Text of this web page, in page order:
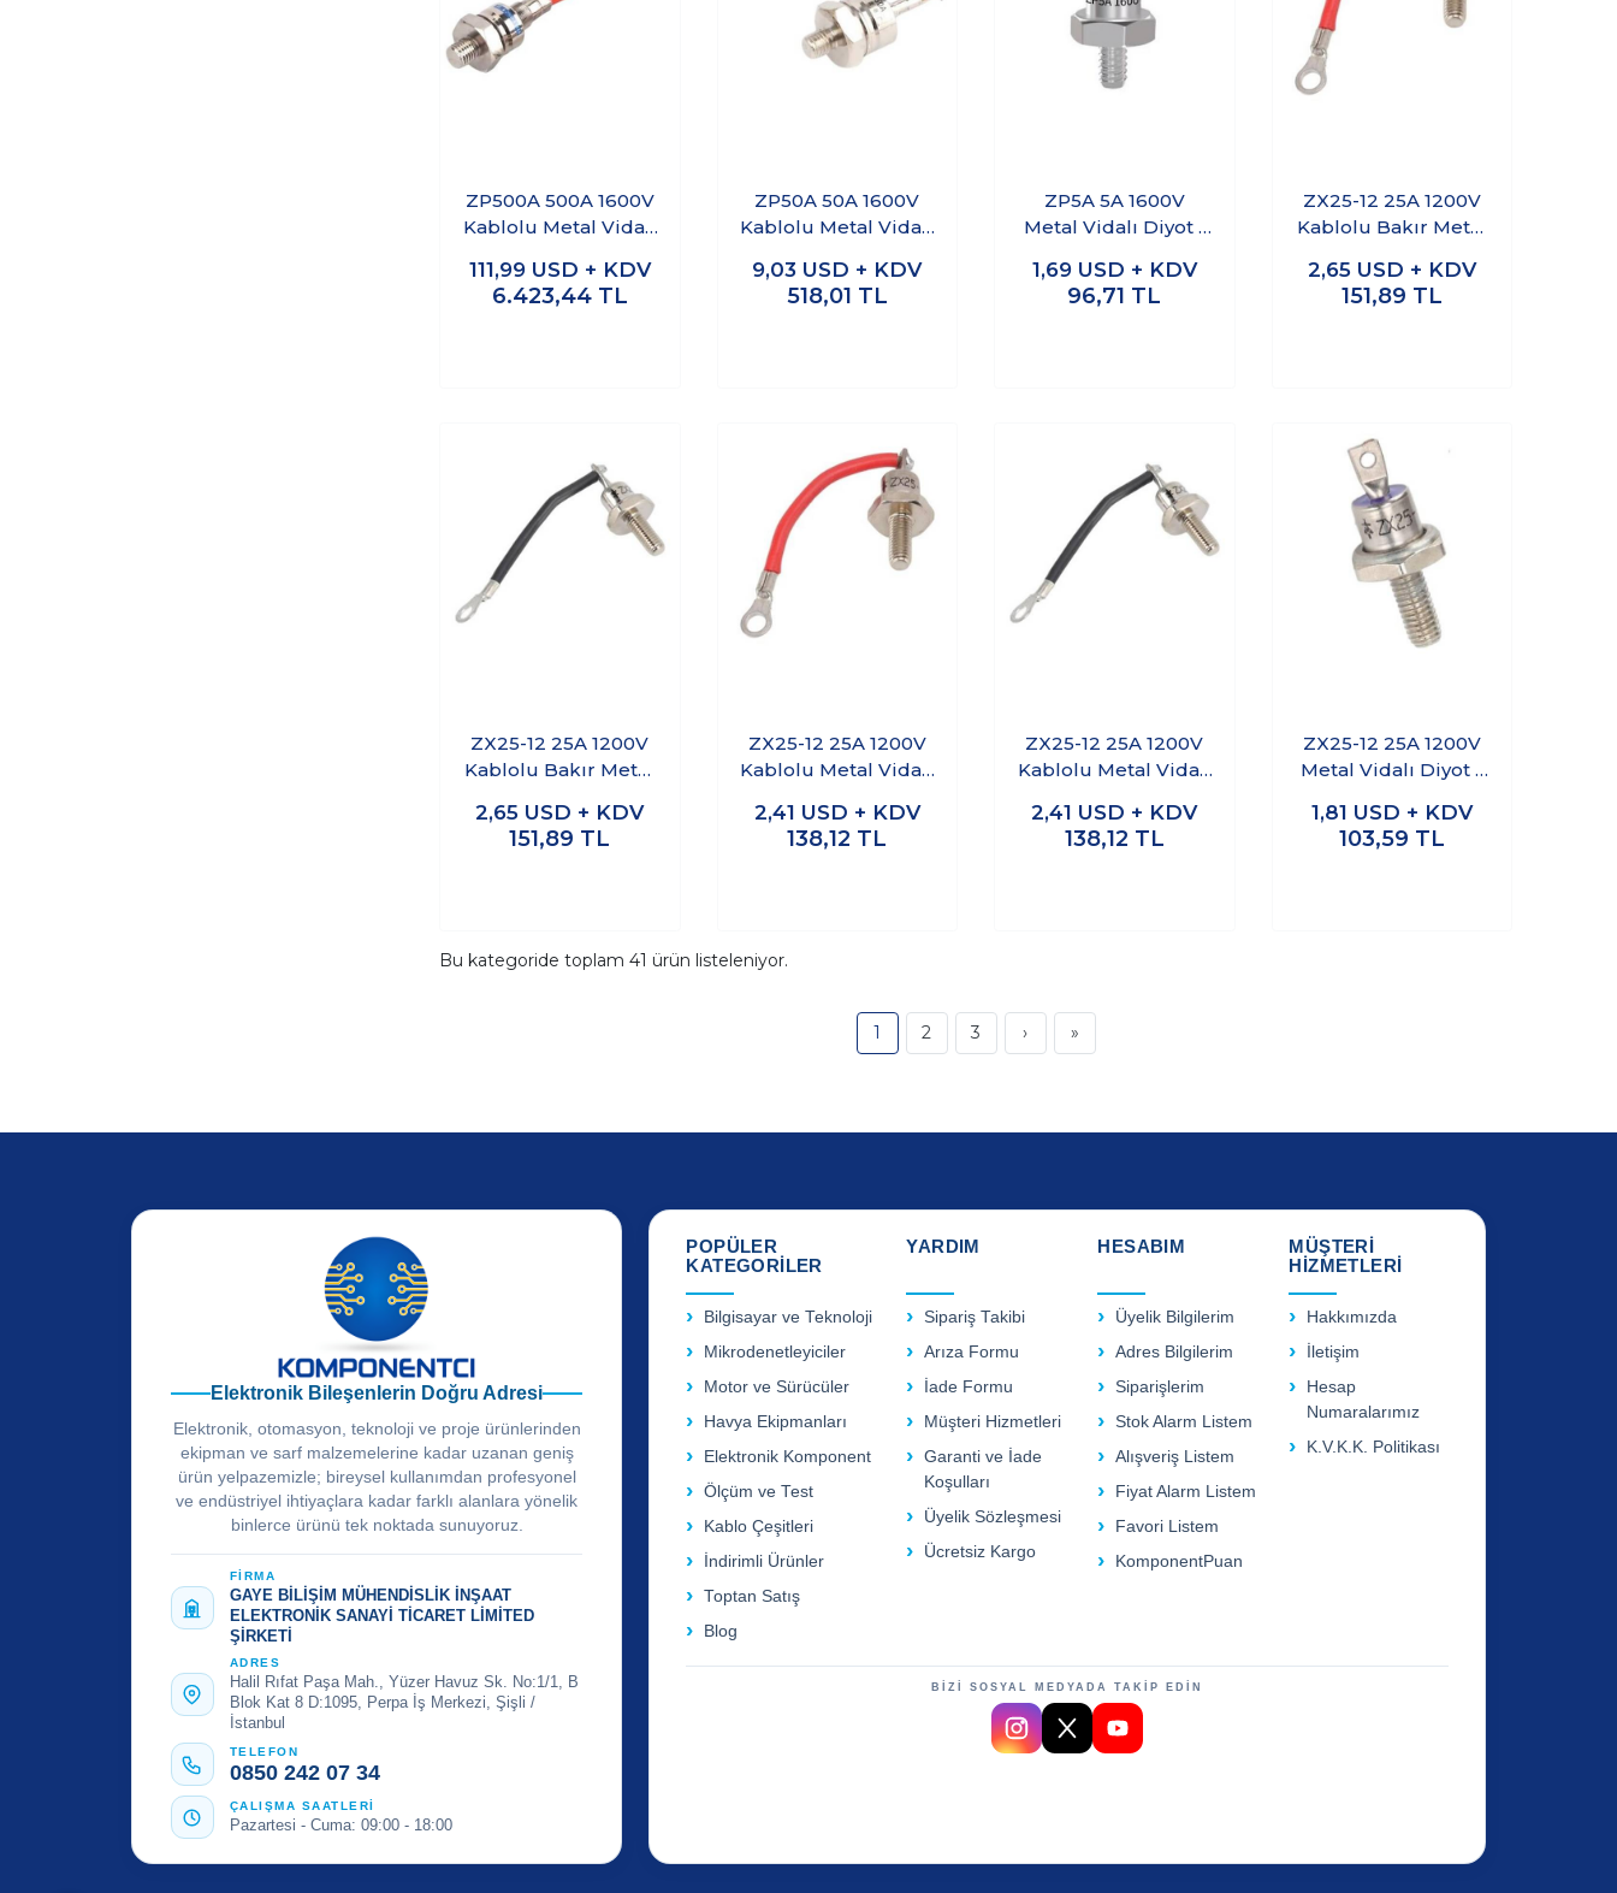
ZP500A 500A 1600V
Kablolu Metal Vidalı
111,99 USD + KDV
6.423,44 TL
ZP50A 50A 1600V
Kablolu Metal Vidalı
9,03 USD + KDV
518,01 TL
ZP5A 5A 1600V
Metal Vidalı Diyot -
1,69 USD + KDV
96,71 TL
ZX25-12 25A 1200V
Kablolu Bakır Metal
2,65 USD + KDV
151,89 TL
ZX25-12 25A 1200V
Kablolu Bakır Metal
2,65 USD + KDV
151,89 TL
ZX25-12 25A 1200V
Kablolu Metal Vidalı
2,41 USD + KDV
138,12 TL
ZX25-12 25A 1200V
Kablolu Metal Vidalı
2,41 USD + KDV
138,12 TL
ZX25-12 25A 1200V
Metal Vidalı Diyot -
1,81 USD + KDV
103,59 TL
Bu kategoride toplam 41 ürün listeleniyor.
1 2 3 › »
Elektronik Bileşenlerin Doğru Adresi
Elektronik, otomasyon, teknoloji ve proje ürünlerinden
ekipman ve sarf malzemelerine kadar uzanan geniş
ürün yelpazemizle; bireysel kullanımdan profesyonel
ve endüstriyel ihtiyaçlara kadar farklı alanlara yönelik
binlerce ürünü tek noktada sunuyoruz.
FİRMA
GAYE BİLİŞİM MÜHENDİSLİK İNŞAAT
ELEKTRONİK SANAYİ TİCARET LİMİTED
ŞİRKETİ
ADRES
Halil Rıfat Paşa Mah., Yüzer Havuz Sk. No:1/1, B
Blok Kat 8 D:1095, Perpa İş Merkezi, Şişli /
İstanbul
TELEFON
0850 242 07 34
ÇALIŞMA SAATLERİ
Pazartesi - Cuma: 09:00 - 18:00
POPÜLER
KATEGORİLER
Bilgisayar ve Teknoloji
Mikrodenetleyiciler
Motor ve Sürücüler
Havya Ekipmanları
Elektronik Komponent
Ölçüm ve Test
Kablo Çeşitleri
İndirimli Ürünler
Toptan Satış
Blog
YARDIM
Sipariş Takibi
Arıza Formu
İade Formu
Müşteri Hizmetleri
Garanti ve İade
Koşulları
Üyelik Sözleşmesi
Ücretsiz Kargo
HESABIM
Üyelik Bilgilerim
Adres Bilgilerim
Siparişlerim
Stok Alarm Listem
Alışveriş Listem
Fiyat Alarm Listem
Favori Listem
KomponentPuan
MÜŞTERİ
HİZMETLERİ
Hakkımızda
İletişim
Hesap
Numaralarımız
K.V.K.K. Politikası
BİZİ SOSYAL MEDYADA TAKİP EDİN